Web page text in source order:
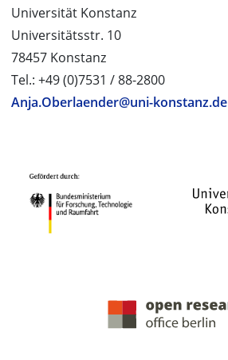
Universität Konstanz
Universitätsstr. 10
78457 Konstanz
Tel.: +49 (0)7531 / 88-2800
Anja.Oberlaender@uni-konstanz.de